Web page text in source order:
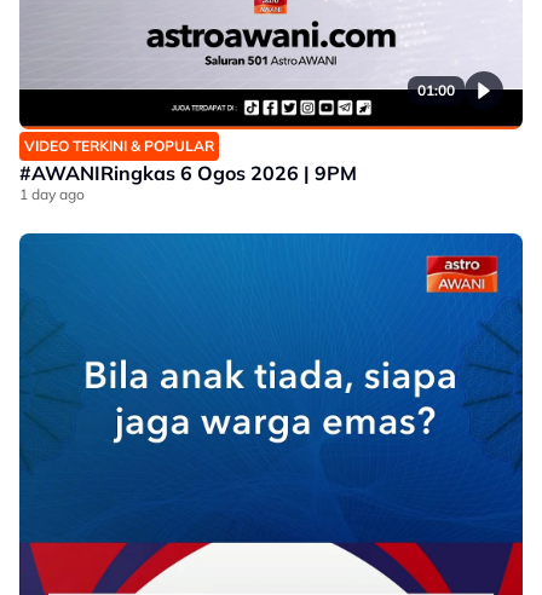
01:00
VIDEO TERKINI & POPULAR
#AWANIRingkas 6 Ogos 2026 | 9PM
1 day ago